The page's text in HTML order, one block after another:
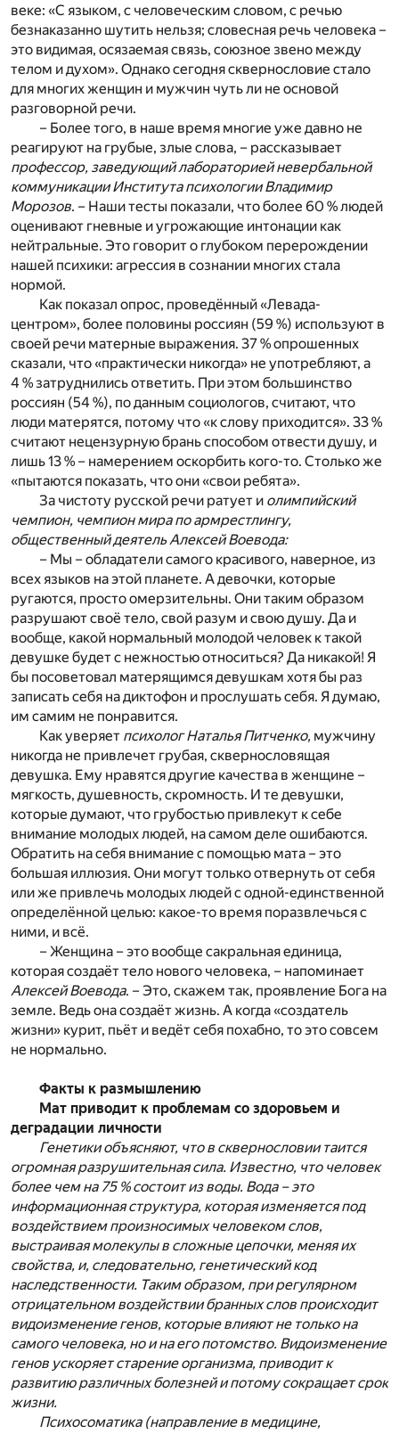
веке: «С языком, с человеческим словом, с речью
безнаказанно шутить нельзя; словесная речь человека –
это видимая, осязаемая связь, союзное звено между
телом и духом». Однако сегодня сквернословие стало
для многих женщин и мужчин чуть ли не основой
разговорной речи.
– Более того, в наше время многие уже давно не
реагируют на грубые, злые слова, – рассказывает
профессор, заведующий лабораторией невербальной
коммуникации Института психологии Владимир
Морозов. – Наши тесты показали, что более 60 % людей
оценивают гневные и угрожающие интонации как
нейтральные. Это говорит о глубоком перерождении
нашей психики: агрессия в сознании многих стала
нормой.
Как показал опрос, проведённый «Левада-
центром», более половины россиян (59 %) используют в
своей речи матерные выражения. 37 % опрошенных
сказали, что «практически никогда» не употребляют, а
4 % затруднились ответить. При этом большинство
россиян (54 %), по данным социологов, считают, что
люди матерятся, потому что «к слову приходится». 33 %
считают нецензурную брань способом отвести душу, и
лишь 13 % – намерением оскорбить кого-то. Столько же
«пытаются показать, что они «свои ребята».
За чистоту русской речи ратует и олимпийский
чемпион, чемпион мира по армрестлингу,
общественный деятель Алексей Воевода:
– Мы – обладатели самого красивого, наверное, из
всех языков на этой планете. А девочки, которые
ругаются, просто омерзительны. Они таким образом
разрушают своё тело, свой разум и свою душу. Да и
вообще, какой нормальный молодой человек к такой
девушке будет с нежностью относиться? Да никакой! Я
бы посоветовал матерящимся девушкам хотя бы раз
записать себя на диктофон и прослушать себя. Я думаю,
им самим не понравится.
Как уверяет психолог Наталья Питченко, мужчину
никогда не привлечет грубая, сквернословящая
девушка. Ему нравятся другие качества в женщине –
мягкость, душевность, скромность. И те девушки,
которые думают, что грубостью привлекут к себе
внимание молодых людей, на самом деле ошибаются.
Обратить на себя внимание с помощью мата – это
большая иллюзия. Они могут только отвернуть от себя
или же привлечь молодых людей с одной-единственной
определённой целью: какое-то время поразвлечься с
ними, и всё.
– Женщина – это вообще сакральная единица,
которая создаёт тело нового человека, – напоминает
Алексей Воевода. – Это, скажем так, проявление Бога на
земле. Ведь она создаёт жизнь. А когда «создатель
жизни» курит, пьёт и ведёт себя похабно, то это совсем
не нормально.
Факты к размышлению
Мат приводит к проблемам со здоровьем и
деградации личности
Генетики объясняют, что в сквернословии таится
огромная разрушительная сила. Известно, что человек
более чем на 75 % состоит из воды. Вода – это
информационная структура, которая изменяется под
воздействием произносимых человеком слов,
выстраивая молекулы в сложные цепочки, меняя их
свойства, и, следовательно, генетический код
наследственности. Таким образом, при регулярном
отрицательном воздействии бранных слов происходит
видоизменение генов, которые влияют не только на
самого человека, но и на его потомство. Видоизменение
генов ускоряет старение организма, приводит к
развитию различных болезней и потому сокращает срок
жизни.
Психосоматика (направление в медицине,